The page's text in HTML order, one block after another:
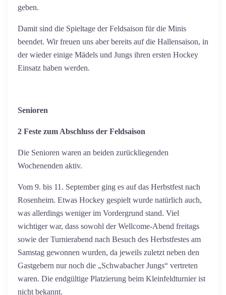
geben.
Damit sind die Spieltage der Feldsaison für die Minis
beendet. Wir freuen uns aber bereits auf die Hallensaison, in
der wieder einige Mädels und Jungs ihren ersten Hockey
Einsatz haben werden.
Senioren
2 Feste zum Abschluss der Feldsaison
Die Senioren waren an beiden zurückliegenden
Wochenenden aktiv.
Vom 9. bis 11. September ging es auf das Herbstfest nach
Rosenheim. Etwas Hockey gespielt wurde natürlich auch,
was allerdings weniger im Vordergrund stand. Viel
wichtiger war, dass sowohl der Wellcome-Abend freitags
sowie der Turnierabend nach Besuch des Herbstfestes am
Samstag gewonnen wurden, da jeweils zuletzt neben den
Gastgebern nur noch die „Schwabacher Jungs“ vertreten
waren. Die endgültige Platzierung beim Kleinfeldturnier ist
nicht bekannt.